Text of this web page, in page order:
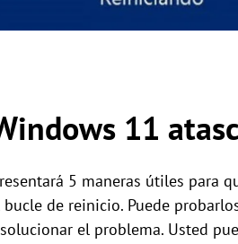
11
5 maneras útiles para
de reinicio. Puede
el problema. Usted